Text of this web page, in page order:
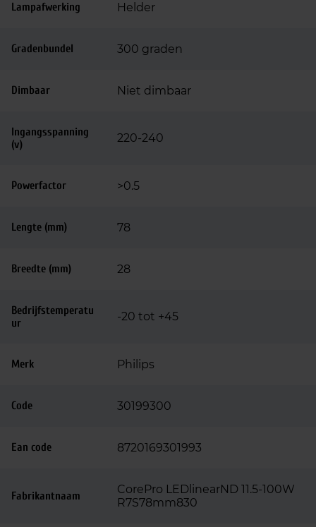
Lampafwerking Helder
Gradenbundel 300 graden
Dimbaar Niet dimbaar
Ingangsspanning
(v)
220-240
Powerfactor >0.5
Lengte (mm) 78
Breedte (mm) 28
Bedrijfstemperatu
ur
-20 tot +45
Merk Philips
Code 30199300
Ean code 8720169301993
Fabrikantnaam
CorePro LEDlinearND 11.5-100W
R7S78mm830